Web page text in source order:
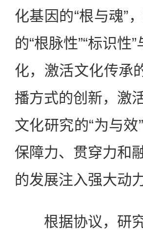
化基因的“根与魂”
的“根脉性”“标识性
化，激活文化传承
播方式的创新，激
文化研究的“为与
保障力、贯穿力和
的发展注入强大动力
根据协议，研究